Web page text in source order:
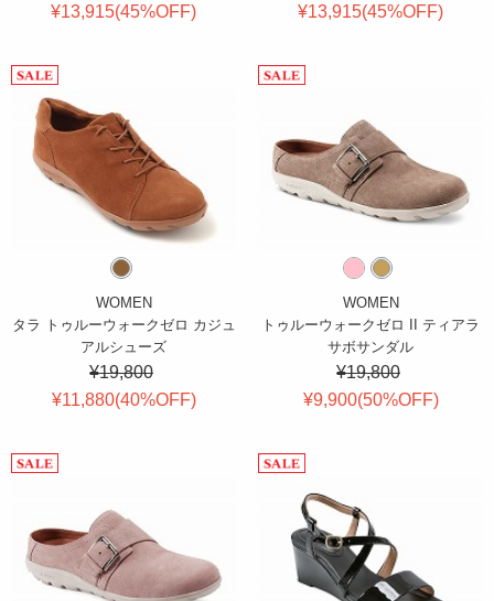
¥13,915(45%OFF)
¥13,915(45%OFF)
WOMEN
タラ トゥルーウォークゼロ カジュ
アルシューズ
¥19,800
¥11,880(40%OFF)
WOMEN
トゥルーウォークゼロ II ティアラ
サボサンダル
¥19,800
¥9,900(50%OFF)